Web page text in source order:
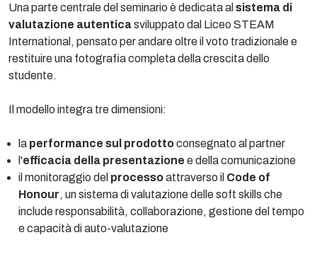
Una parte centrale del seminario è dedicata al sistema di
valutazione autenticasviluppato dal Liceo STEAM
International, pensato per andare oltre il voto tradizionale e
restituire una fotografia completa della crescita dello
studente.
Il modello integra tre dimensioni:
la performance sul prodottoconsegnato al partner
l'efficacia della presentazione e della comunicazione
il monitoraggio del processoattraverso il Code of
Honour, un sistema di valutazione delle soft skills che
include responsabilità, collaborazione, gestione del tempo
e capacità di auto-valutazione